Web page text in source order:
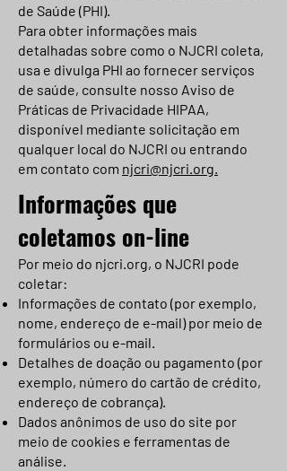
de Saúde (PHI).
Para obter informações mais
detalhadas sobre como o NJCRI coleta,
usa e divulga PHI ao fornecer serviços
de saúde, consulte nosso Aviso de
Práticas de Privacidade HIPAA,
disponível mediante solicitação em
qualquer local do NJCRI ou entrando
em contato com njcri@njcri.org.
Informações que
coletamos on-line
Por meio do njcri.org, o NJCRI pode
coletar:
Informações de contato (por exemplo,
nome, endereço de e-mail) por meio de
formulários ou e-mail.
Detalhes de doação ou pagamento (por
exemplo, número do cartão de crédito,
endereço de cobrança).
Dados anônimos de uso do site por
meio de cookies e ferramentas de
análise.